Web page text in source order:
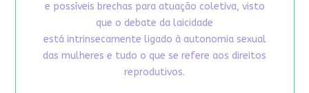
e possíveis brechas para atuação coletiva, visto
que o debate da laicidade
está intrinsecamente ligado à autonomia sexual
das mulheres e tudo o que se refere aos direitos
reprodutivos.